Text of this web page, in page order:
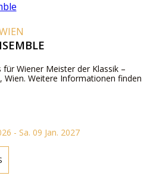
Wiener Meister der Klassik –
Wien. Weitere Informationen finden
- Sa. 09 Jan. 2027